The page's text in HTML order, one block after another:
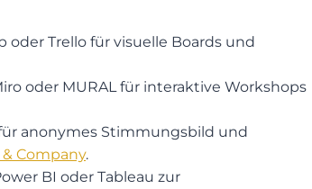
oder Trello für visuelle Boards und
oder MURAL für interaktive Workshops
anonymes Stimmungsbild und
Company.
BI oder Tableau zur